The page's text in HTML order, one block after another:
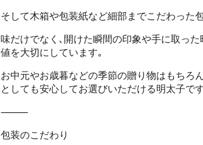
そして木箱や包装紙など細部までこだわった
味だけでなく､ 開けた瞬間の印象や手に取っ
値を大切にしています｡
お中元やお歳暮などの季節の贈り物はもちろ
としても安心してお選びいただける明太子で
⸻
包装のこだわり